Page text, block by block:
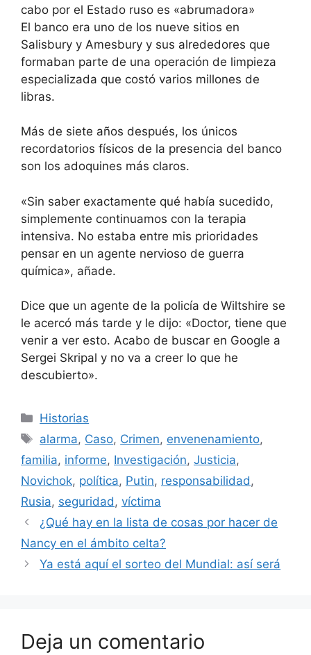
cabo por el Estado ruso es «abrumadora»
El banco era uno de los nueve sitios en
Salisbury y Amesbury y sus alrededores que
formaban parte de una operación de limpieza
especializada que costó varios millones de
libras.
Más de siete años después, los únicos
recordatorios físicos de la presencia del banco
son los adoquines más claros.
«Sin saber exactamente qué había sucedido,
simplemente continuamos con la terapia
intensiva. No estaba entre mis prioridades
pensar en un agente nervioso de guerra
química», añade.
Dice que un agente de la policía de Wiltshire se
le acercó más tarde y le dijo: «Doctor, tiene que
venir a ver esto. Acabo de buscar en Google a
Sergei Skripal y no va a creer lo que he
descubierto».
Categorías
Historias
Etiquetas
alarma, Caso, Crimen, envenenamiento,
familia, informe, Investigación, Justicia,
Novichok, política, Putin, responsabilidad,
Rusia, seguridad, víctima
¿Qué hay en la lista de cosas por hacer de
Nancy en el ámbito celta?
Ya está aquí el sorteo del Mundial: así será
Deja un comentario